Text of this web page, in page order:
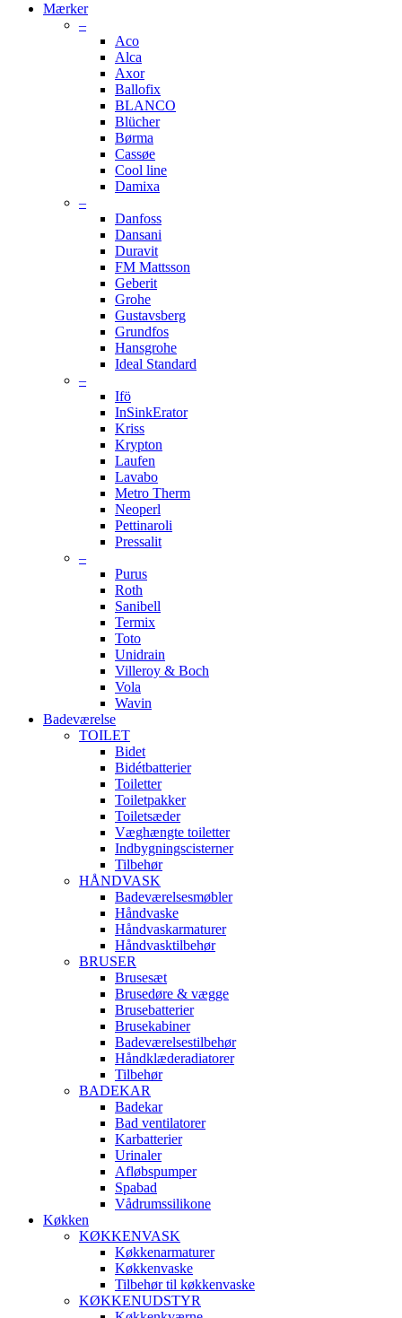
Mærker
–
Aco
Alca
Axor
Ballofix
BLANCO
Blücher
Børma
Cassøe
Cool line
Damixa
–
Danfoss
Dansani
Duravit
FM Mattsson
Geberit
Grohe
Gustavsberg
Grundfos
Hansgrohe
Ideal Standard
–
Ifö
InSinkErator
Kriss
Krypton
Laufen
Lavabo
Metro Therm
Neoperl
Pettinaroli
Pressalit
–
Purus
Roth
Sanibell
Termix
Toto
Unidrain
Villeroy & Boch
Vola
Wavin
Badeværelse
TOILET
Bidet
Bidétbatterier
Toiletter
Toiletpakker
Toiletsæder
Væghængte toiletter
Indbygningscisterner
Tilbehør
HÅNDVASK
Badeværelsesmøbler
Håndvaske
Håndvaskarmaturer
Håndvasktilbehør
BRUSER
Brusesæt
Brusedøre & vægge
Brusebatterier
Brusekabiner
Badeværelsestilbehør
Håndklæderadiatorer
Tilbehør
BADEKAR
Badekar
Bad ventilatorer
Karbatterier
Urinaler
Afløbspumper
Spabad
Vådrumssilikone
Køkken
KØKKENVASK
Køkkenarmaturer
Køkkenvaske
Tilbehør til køkkenvaske
KØKKENUDSTYR